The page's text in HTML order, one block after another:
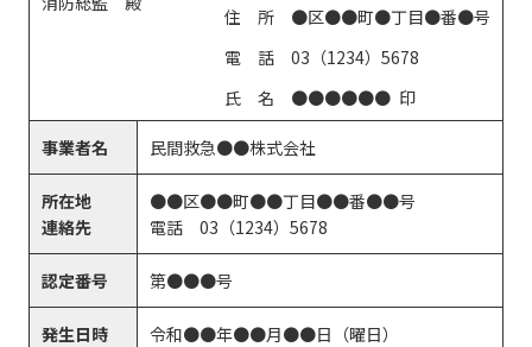
住 所 ●区●●町●丁目●番●号
電 話 03（1234）5678
氏 名 ●●●●●● 印
事業者名 民間救急●●株式会社
所在地
連絡先
●●区●●町●●丁目●●番●●号
電話 03（1234）5678
認定番号 第●●●号
発生日時
令和●●年●●月●●日（曜日）